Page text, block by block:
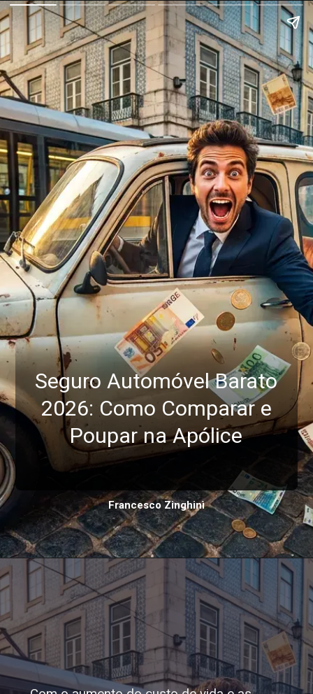
Seguro Automóvel Barato
2026: Como Comparar e
Poupar na Apólice
Francesco Zinghinì